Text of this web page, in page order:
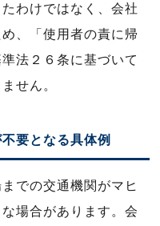
わけではなく、会社
、「使用者の責に帰
法２６条に基づいて
せん。
要となる具体例
での交通機関がマヒ
場合があります。会